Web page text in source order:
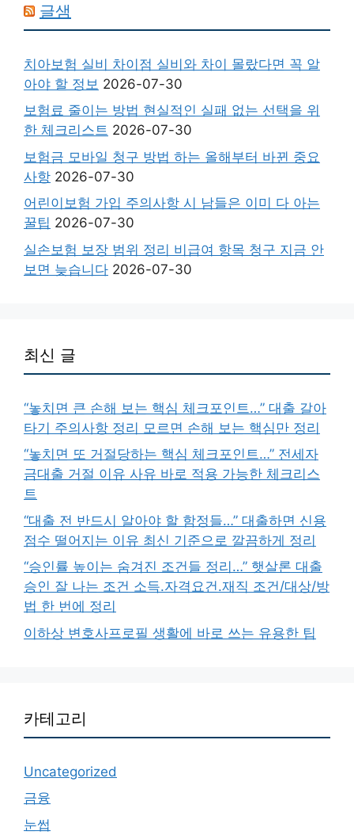
글샘
치아보험 실비 차이점 실비와 차이 몰랐다면 꼭 알
아야 할 정보 2026-07-30
보험료 줄이는 방법 현실적인 실패 없는 선택을 위
한 체크리스트 2026-07-30
보험금 모바일 청구 방법 하는 올해부터 바뀐 중요
사항 2026-07-30
어린이보험 가입 주의사항 시 남들은 이미 다 아는
꿀팁 2026-07-30
실손보험 보장 범위 정리 비급여 항목 청구 지금 안
보면 늦습니다 2026-07-30
최신 글
“놓치면 큰 손해 보는 핵심 체크포인트…” 대출 갈아
타기 주의사항 정리 모르면 손해 보는 핵심만 정리
“놓치면 또 거절당하는 핵심 체크포인트…” 전세자
금대출 거절 이유 사유 바로 적용 가능한 체크리스
트
“대출 전 반드시 알아야 할 함정들…” 대출하면 신용
점수 떨어지는 이유 최신 기준으로 깔끔하게 정리
“승인률 높이는 숨겨진 조건들 정리…” 햇살론 대출
승인 잘 나는 조건 소득.자격요건.재직 조건/대상/방
법 한 번에 정리
이하상 변호사프로필 생활에 바로 쓰는 유용한 팁
카테고리
Uncategorized
금융
눈썹